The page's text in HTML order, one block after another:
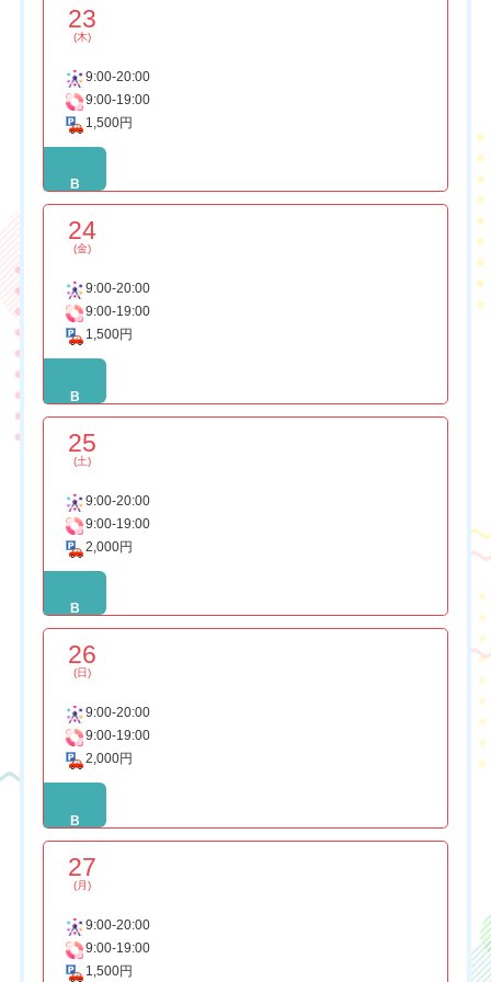
23
(木)
9:00-20:00
9:00-19:00
1,500円
B
24
(金)
9:00-20:00
9:00-19:00
1,500円
B
25
(土)
9:00-20:00
9:00-19:00
2,000円
B
26
(日)
9:00-20:00
9:00-19:00
2,000円
B
27
(月)
9:00-20:00
9:00-19:00
1,500円